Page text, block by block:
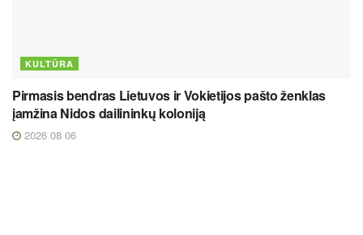
KULTŪRA
Pirmasis bendras Lietuvos ir Vokietijos pašto ženklas
įamžina Nidos dailininkų koloniją
2026 08 06